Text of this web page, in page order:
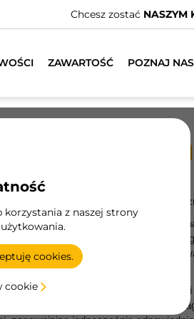
ZAWARTOŚĆ POZNAJ NAS
z naszej strony
cookies.
cookie
odpadów elektrycznych i
starając się zmniejszyć w
na który stawia od początku
i akumulatory, stwarzają obecnie
tego typu odpadami, podobnie
utylizacji. Tylko w ten sposób